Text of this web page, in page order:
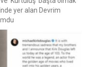
yer alan Devrim